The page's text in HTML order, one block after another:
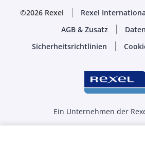
©2026 Rexel Rexel
AGB & Zusatz
Sicherheitsrichtlinien
Ein Unternehmen der